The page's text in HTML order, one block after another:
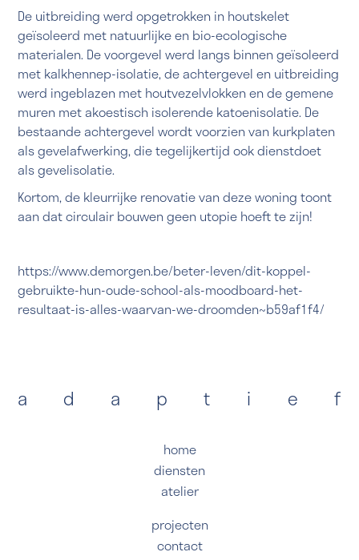
De uitbreiding werd opgetrokken in houtskelet
geïsoleerd met natuurlijke en bio-ecologische
materialen. De voorgevel werd langs binnen geïsoleerd
met kalkhennep-isolatie, de achtergevel en uitbreiding
werd ingeblazen met houtvezelvlokken en de gemene
muren met akoestisch isolerende katoenisolatie. De
bestaande achtergevel wordt voorzien van kurkplaten
als gevelafwerking, die tegelijkertijd ook dienstdoet
als gevelisolatie.
Kortom, de kleurrijke renovatie van deze woning toont
aan dat circulair bouwen geen utopie hoeft te zijn!
https://www.demorgen.be/beter-leven/dit-koppel-
gebruikte-hun-oude-school-als-moodboard-het-
resultaat-is-alles-waarvan-we-droomden~b59af1f4/
a d a p t i e f
home
diensten
atelier
projecten
contact